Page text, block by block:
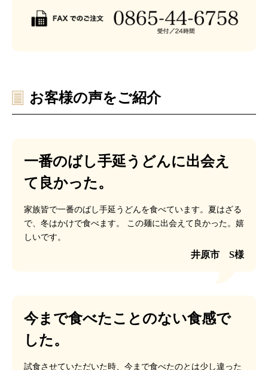
お客様の声をご紹介
一番のばし手延うどんに出会え
て良かった。
家族皆で一番のばし手延うどんを食べています。夏はざる
で、冬はかけで食べます。
この麺に出会えて良かった。嬉
しいです。
井原市 S様
今まで食べたことのない食感で
した。
試食させていただいた時、今まで食べたのとは少し違った